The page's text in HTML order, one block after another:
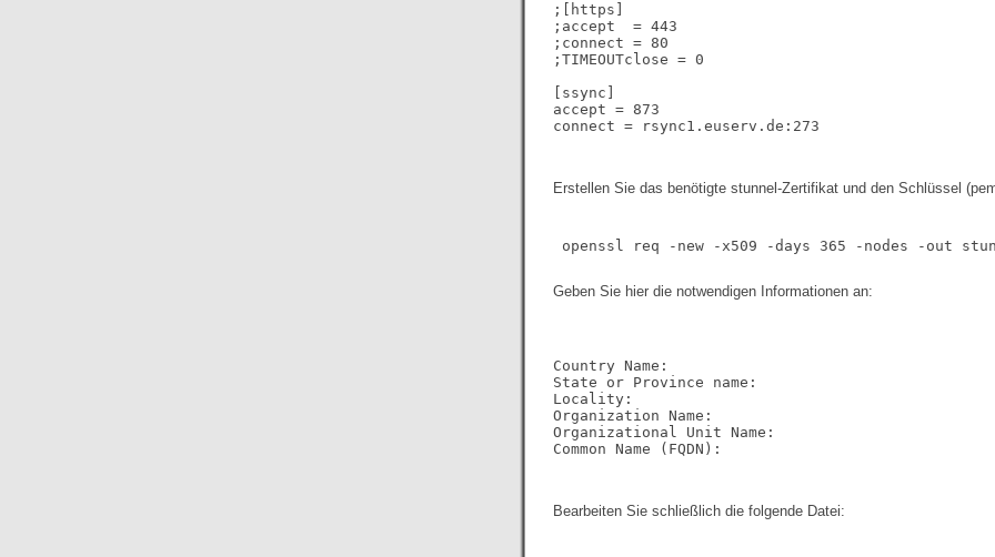
;[https]
;accept  = 443
;connect = 80
;TIMEOUTclose = 0
[ssync]
accept = 873
connect = rsync1.euserv.de:273
Erstellen Sie das benötigte stunnel-Zertifikat und den Schlüssel
Geben Sie hier die notwendigen Informationen an:
Country Name:
State or Province name:
Locality:
Organization Name:
Organizational Unit Name:
Common Name (FQDN):
Bearbeiten Sie schließlich die folgende Datei: